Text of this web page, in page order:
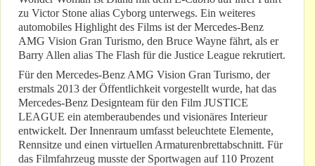
zu Victor Stone alias Cyborg unterwegs. Ein weiteres
automobiles Highlight des Films ist der Mercedes-Benz
AMG Vision Gran Turismo, den Bruce Wayne fährt, als er
Barry Allen alias The Flash für die Justice League rekrutiert.
Für den Mercedes-Benz AMG Vision Gran Turismo, der
erstmals 2013 der Öffentlichkeit vorgestellt wurde, hat das
Mercedes-Benz Designteam für den Film JUSTICE
LEAGUE ein atemberaubendes und visionäres Interieur
entwickelt. Der Innenraum umfasst beleuchtete Elemente,
Rennsitze und einen virtuellen Armaturenbrettabschnitt. Für
das Filmfahrzeug musste der Sportwagen auf 110 Prozent